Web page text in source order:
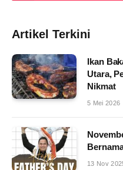
Artikel Terkini
Ikan
Utara,
Nikmat
5 Mei 2026
13 Nov